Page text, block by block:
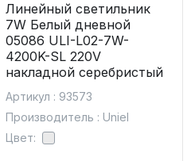
Линейный светильник
7W Белый дневной
05086 ULI-L02-7W-
4200K-SL 220V
накладной серебристый
Артикул : 93573
Производитель : Uniel
Цвет: